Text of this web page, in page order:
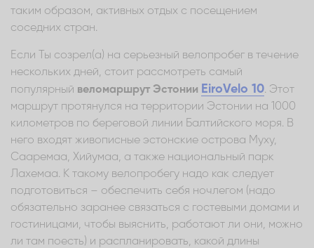
таким образом, активных отдых с посещением
соседних стран.
Если Ты созрел(а) на серьезный велопробег в течение
нескольких дней, стоит рассмотреть самый
популярный веломаршрут Эстонии EiroVelo 10. Этот
маршрут протянулся на территории Эстонии на 1000
километров по береговой линии Балтийского моря. В
него входят живописные эстонские острова Муху,
Сааремаа, Хийумаа, а также национальный парк
Лахемаа. К такому велопробегу надо как следует
подготовиться – обеспечить себя ночлегом (надо
обязательно заранее связаться с гостевыми домами и
гостиницами, чтобы выяснить, работают ли они, можно
ли там поесть) и распланировать, какой длины